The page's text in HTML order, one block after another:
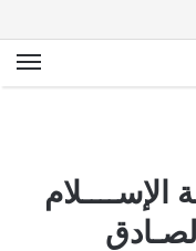
الإســــلام